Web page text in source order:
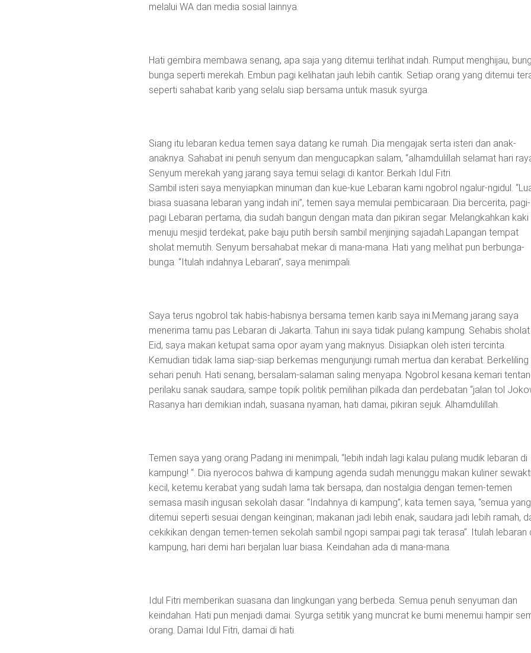
melalui WA dan media sosial lainnya.
Hati gembira membawa senang, apa saja yang ditemui terlihat indah. Rumput menghijau,
bunga seperti merekah. Embun pagi kelihatan jauh lebih cantik. Setiap orang yang ditemui
seperti sahabat karib yang selalu siap bersama untuk masuk syurga.
Siang itu lebaran kedua temen saya datang ke rumah. Dia mengajak serta isteri dan anak-
anaknya. Sahabat ini penuh senyum dan mengucapkan salam, “alhamdulillah selamat hari
Senyum merekah yang jarang saya temui selagi di kantor. Berkah Idul Fitri.
Sambil isteri saya menyiapkan minuman dan kue-kue Lebaran kami ngobrol ngalur-ngidul.
biasa suasana lebaran yang indah ini”, temen saya memulai pembicaraan. Dia bercerita, pagi-
pagi Lebaran pertama, dia sudah bangun dengan mata dan pikiran segar. Melangkahkan kaki
menuju mesjid terdekat, pake baju putih bersih sambil menjinjing sajadah.Lapangan tempat
sholat memutih. Senyum bersahabat mekar di mana-mana. Hati yang melihat pun berbunga-
bunga. “Itulah indahnya Lebaran”, saya menimpali.
Saya terus ngobrol tak habis-habisnya bersama temen karib saya ini.Memang jarang saya
menerima tamu pas Lebaran di Jakarta. Tahun ini saya tidak pulang kampung. Sehabis sholat
Eid, saya makan ketupat sama opor ayam yang maknyus. Disiapkan oleh isteri tercinta.
Kemudian tidak lama siap-siap berkemas mengunjungi rumah mertua dan kerabat. Berkeliling
sehari penuh. Hati senang, bersalam-salaman saling menyapa. Ngobrol kesana kemari
perilaku sanak saudara, sampe topik politik pemilihan pilkada dan perdebatan “jalan tol
Rasanya hari demikian indah, suasana nyaman, hati damai, pikiran sejuk. Alhamdulillah.
Temen saya yang orang Padang ini menimpali, “lebih indah lagi kalau pulang mudik lebaran di
kampung! “. Dia nyerocos bahwa di kampung agenda sudah menunggu makan kuliner
kecil, ketemu kerabat yang sudah lama tak bersapa, dan nostalgia dengan temen-temen
semasa masih ingusan sekolah dasar. “Indahnya di kampung”, kata temen saya, “semua yang
ditemui seperti sesuai dengan keinginan; makanan jadi lebih enak, saudara jadi lebih ramah,
cekikikan dengan temen-temen sekolah sambil ngopi sampai pagi tak terasa”. Itulah lebaran
kampung, hari demi hari berjalan luar biasa. Keindahan ada di mana-mana.
Idul Fitri memberikan suasana dan lingkungan yang berbeda. Semua penuh senyuman dan
keindahan. Hati pun menjadi damai. Syurga setitik yang muncrat ke bumi menemui hampir
orang. Damai Idul Fitri, damai di hati.